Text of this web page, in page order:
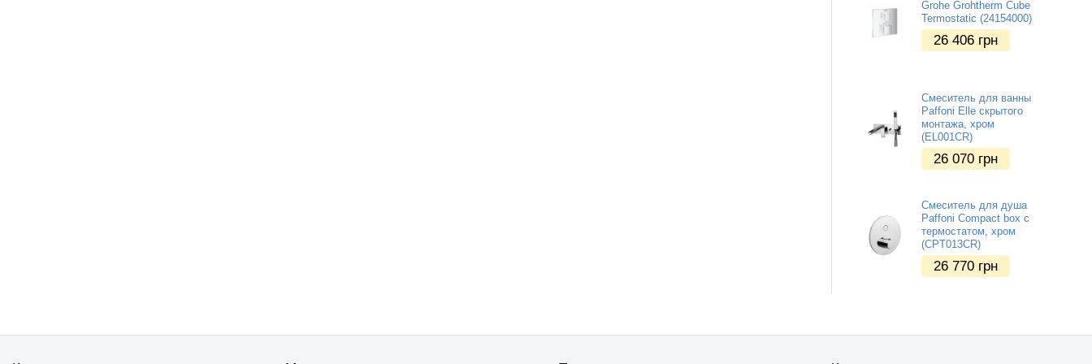
Grohe Grohtherm Cube
Termostatic (24154000)
26 406 грн
Смеситель для ванны
Paffoni Elle скрытого
монтажа, хром
(EL001CR)
26 070 грн
Смеситель для душа
Paffoni Compact box с
термостатом, хром
(CPT013CR)
26 770 грн